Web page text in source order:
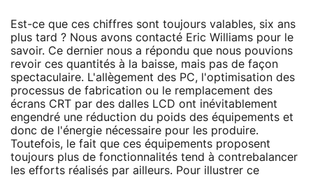
Est-ce que ces chiffres sont toujours valables, six ans
plus tard ? Nous avons contacté Eric Williams pour le
savoir. Ce dernier nous a répondu que nous pouvions
revoir ces quantités à la baisse, mais pas de façon
spectaculaire. L'allègement des PC, l'optimisation des
processus de fabrication ou le remplacement des
écrans CRT par des dalles LCD ont inévitablement
engendré une réduction du poids des équipements et
donc de l'énergie nécessaire pour les produire.
Toutefois, le fait que ces équipements proposent
toujours plus de fonctionnalités tend à contrebalancer
les efforts réalisés par ailleurs. Pour illustrer ce